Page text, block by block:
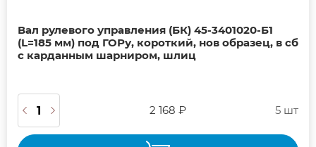
Вал рулевого управления (БК) 45-3401020-Б1
(L=185 мм) под ГОРу, короткий, нов образец, в сб
с карданным шарниром, шлиц
2 168 ₽ 5 шт